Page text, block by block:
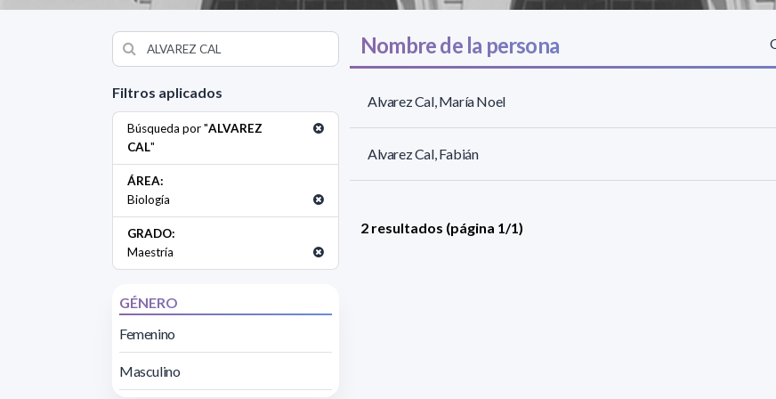
Filtros aplicados
Búsqueda por "ALVAREZ
CAL"
ÁREA:
Biología
GRADO:
Maestría
GÉNERO
Femenino
Masculino
Nombre de la persona
Alvarez Cal, María Noel
Alvarez Cal, Fabián
2 resultados (página 1/1)